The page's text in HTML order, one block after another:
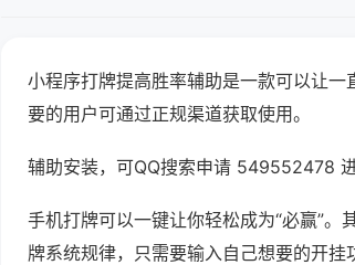
小程序打牌提高胜率辅助是一款可以让一
要的用户可通过正规渠道获取使用。
辅助安装，可QQ搜索申请 549552478
手机打牌可以一键让你轻松成为“必赢”
牌系统规律，只需要输入自己想要的开